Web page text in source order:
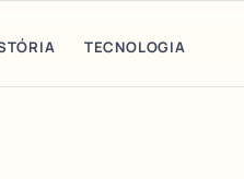
TECNOLOGIA